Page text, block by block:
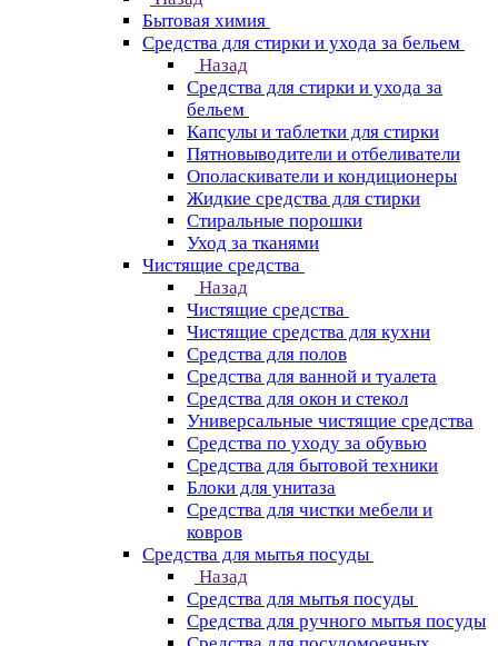
Бытовая химия
Средства для стирки и ухода за бельем
Назад
Средства для стирки и ухода за
бельем
Капсулы и таблетки для стирки
Пятновыводители и отбеливатели
Ополаскиватели и кондиционеры
Жидкие средства для стирки
Стиральные порошки
Уход за тканями
Чистящие средства
Назад
Чистящие средства
Чистящие средства для кухни
Средства для полов
Средства для ванной и туалета
Средства для окон и стекол
Универсальные чистящие средства
Средства по уходу за обувью
Средства для бытовой техники
Блоки для унитаза
Средства для чистки мебели и
ковров
Средства для мытья посуды
Назад
Средства для мытья посуды
Средства для ручного мытья посуды